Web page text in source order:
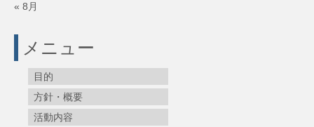
« 8月
メニュー
目的
方針・概要
活動内容